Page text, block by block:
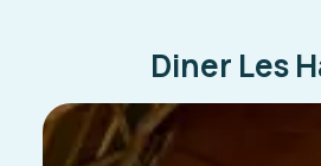
Diner Les